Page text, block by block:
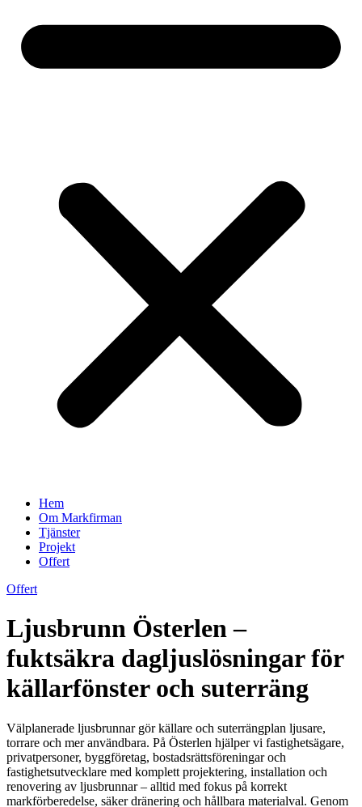
Hem
Om Markfirman
Tjänster
Projekt
Offert
Offert
Ljusbrunn Österlen –
fuktsäkra dagljuslösningar för
källarfönster och suterräng
Välplanerade ljusbrunnar gör källare och suterrängplan ljusare,
torrare och mer användbara. På Österlen hjälper vi fastighetsägare,
privatpersoner, byggföretag, bostadsrättsföreningar och
fastighetsutvecklare med komplett projektering, installation och
renovering av ljusbrunnar – alltid med fokus på korrekt
markförberedelse, säker dränering och hållbara materialval. Genom